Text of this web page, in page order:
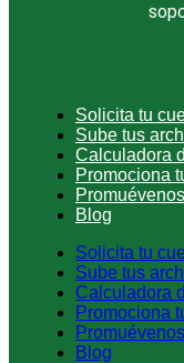
Solicita tu
Sube tus
Calculadora
Promociona
Promuévenos
Blog
Solicita tu
Sube tus
Calculadora
Promociona
Promuévenos
Blog